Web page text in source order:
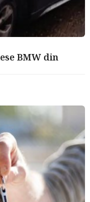
BMW din